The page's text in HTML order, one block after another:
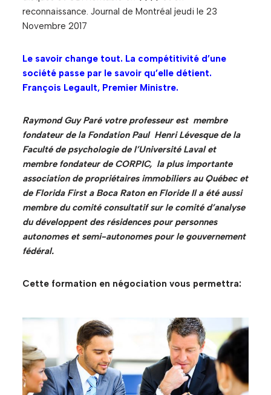
reconnaissance. Journal de Montréal jeudi le 23
Novembre 2017
Le savoir change tout. La compétitivité d’une
société passe par le savoir qu’elle détient.
François Legault, Premier Ministre.
Raymond Guy Paré votre professeur est membre
fondateur de la Fondation Paul Henri Lévesque de la
Faculté de psychologie de l’Université Laval et
membre fondateur de CORPIC, la plus importante
association de propriétaires immobiliers au Québec et
de Florida First a Boca Raton en Floride Il a été aussi
membre du comité consultatif sur le comité d’analyse
du développent des résidences pour personnes
autonomes et semi-autonomes pour le gouvernement
fédéral.
Cette formation en négociation vous permettra: